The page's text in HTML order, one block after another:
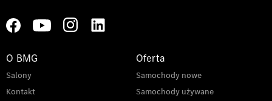
O BMG
Salony
Kontakt
Oferta
Samochody nowe
Samochody używane